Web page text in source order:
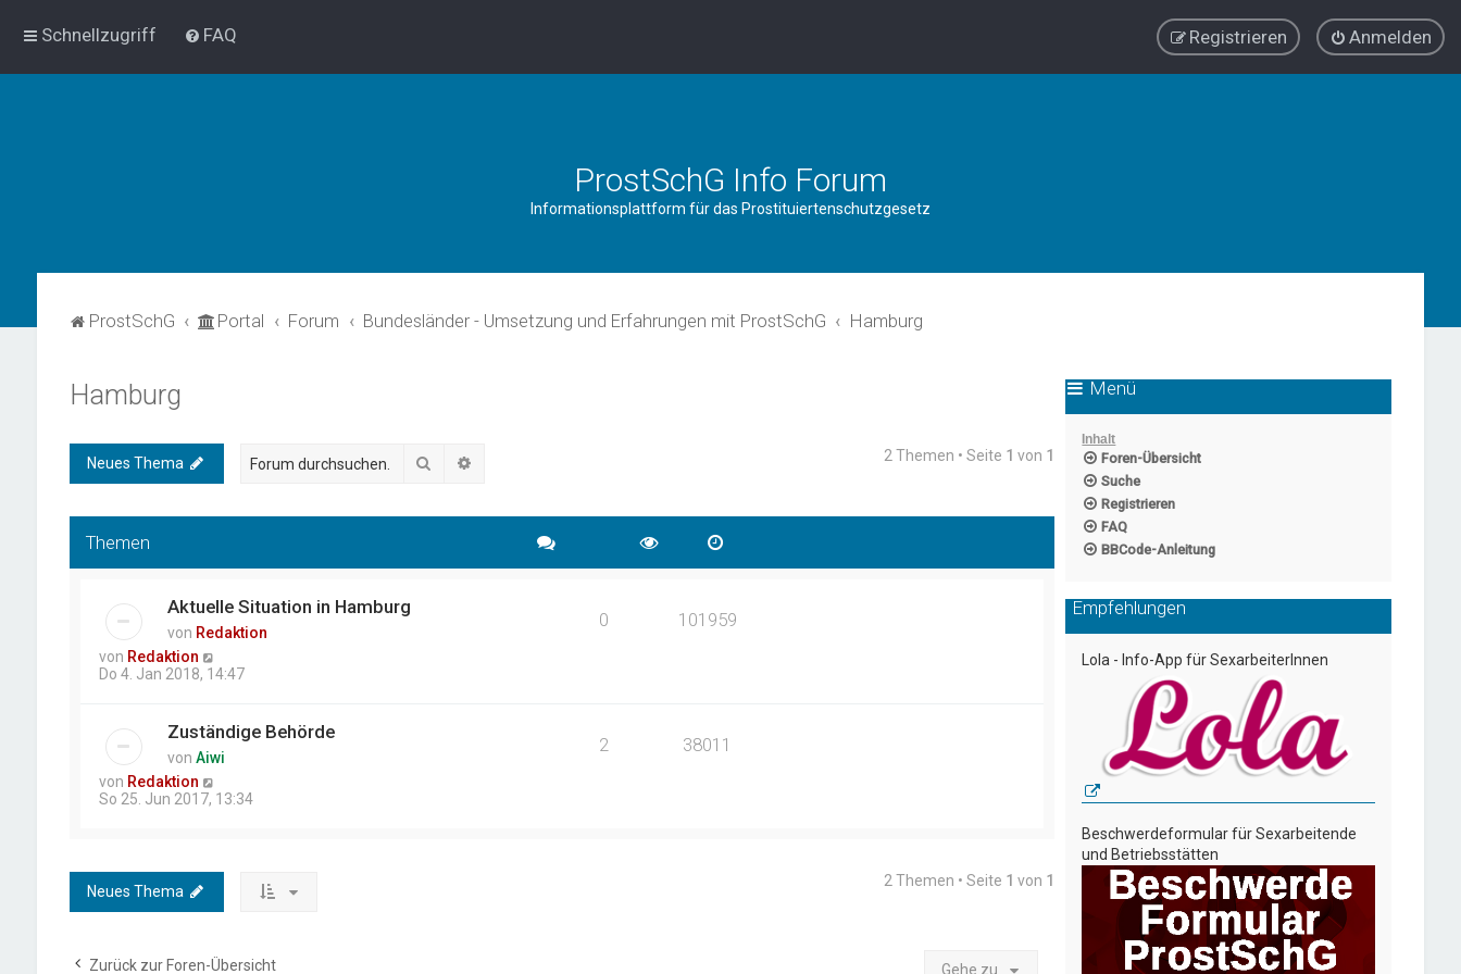
Schnellzugriff FAQ Anmelden
Registrieren
ProstSchG Info Forum
Informationsplattform für das Prostituiertenschutzgesetz
ProstSchG Portal Forum Bundesländer - Umsetzung und Erfahrungen mit ProstSchG Hamburg
Hamburg
Neues Thema Suche 2 Themen • Seite 1 von 1
Themen
Aktuelle Situation in Hamburg
von Redaktion
0 101959
von Redaktion
Do 4. Jan 2018, 14:47
Zuständige Behörde
von Aiwi
2 38011
von Redaktion
So 25. Jun 2017, 13:34
Neues Thema
2 Themen • Seite 1 von 1
Zurück zur Foren-Übersicht Gehe zu
Menü
Inhalt
Foren-Übersicht
Suche
Registrieren
FAQ
BBCode-Anleitung
Empfehlungen
Lola - Info-App für SexarbeiterInnen
Beschwerdeformular für Sexarbeitende
und Betriebsstätten